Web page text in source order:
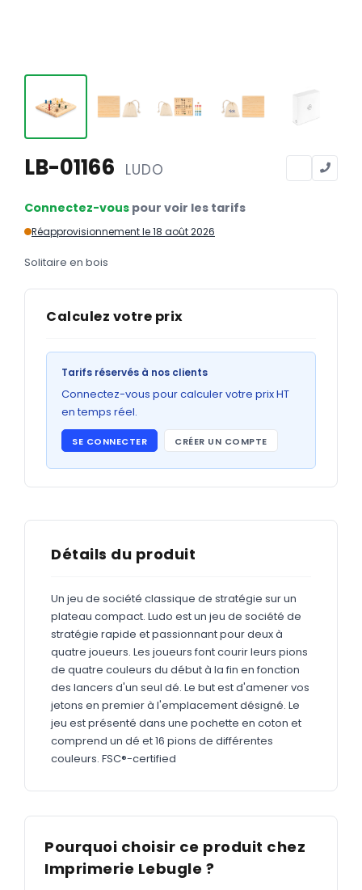
Tête de lettre
Sous-mains
Chemises
GRAND FORMAT
Abribus
ADHÉSIFS
Étiquettes adhésives
Étiquettes adhésives en bobine
Adhésifs vitrine
MARQUAGE TEXTILE
Tee-shirts Nouveau
Sweatshirts Nouveau
GOODIES
Catalogue complet Nouveau
LB-01166 LUDO
Connectez-vous pour voir les tarifs
Réapprovisionnement le 18 août 2026
Solitaire en bois
Calculez votre prix
Tarifs réservés à nos clients
Connectez-vous pour calculer votre prix HT
en temps réel.
SE CONNECTER CRÉER UN COMPTE
Détails du produit
Un jeu de société classique de stratégie sur un
plateau compact. Ludo est un jeu de société de
stratégie rapide et passionnant pour deux à
quatre joueurs. Les joueurs font courir leurs pions
de quatre couleurs du début à la fin en fonction
des lancers d'un seul dé. Le but est d'amener vos
jetons en premier à l'emplacement désigné. Le
jeu est présenté dans une pochette en coton et
comprend un dé et 16 pions de différentes
couleurs. FSC®-certified
Pourquoi choisir ce produit chez
Imprimerie Lebugle ?